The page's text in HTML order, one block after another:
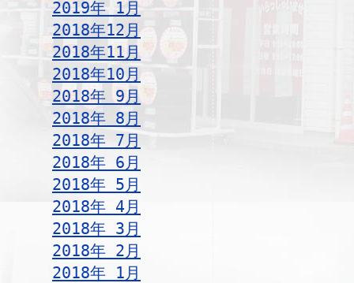
2019年 1月
2018年12月
2018年11月
2018年10月
2018年 9月
2018年 8月
2018年 7月
2018年 6月
2018年 5月
2018年 4月
2018年 3月
2018年 2月
2018年 1月